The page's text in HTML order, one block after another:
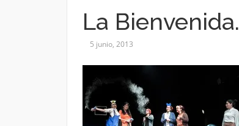
La Bienvenida.
5 junio, 2013